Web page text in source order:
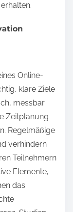
Online-
klare Ziele
messbar
Zeitplanung
Regelmäßige
verhindern
Teilnehmern
Elemente,
das